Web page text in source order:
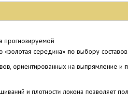
прогнозируемой
середина» по выбору составов.
ориентированных на выпрямление и
и плотности локона позволяет